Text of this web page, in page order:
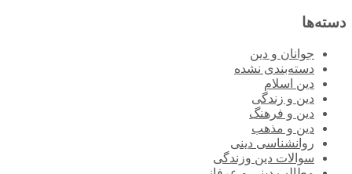
دسته‌ها
جوانان و دین
دسته‌بندی نشده
دین اسلام
دین و زندگی
دین و فرهنگ
دین و مذهب
روانشناسی دینی
سوالات دین وزندگی